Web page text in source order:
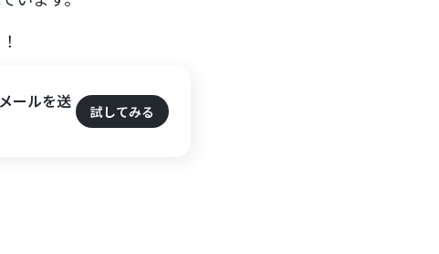
ールを送
試してみる